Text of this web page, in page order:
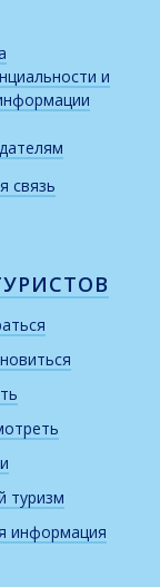
и
связь
туризм
информация